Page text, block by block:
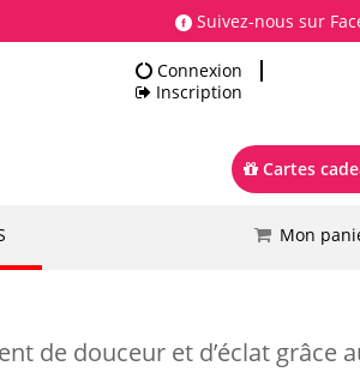
Suivez-nous sur
Connexion
Inscription
Cartes
Mon
Commander
de douceur et d’éclat grâce